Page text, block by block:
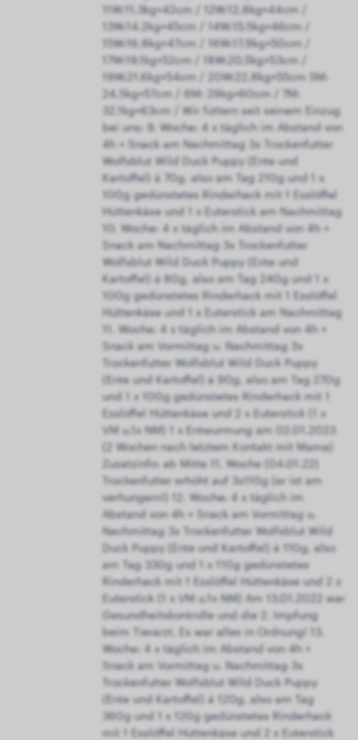
11W:11,3kg+42cm / 12W:12,8kg+44cm /
13W:14,2kg+45cm / 14W:15,5kg+46cm /
15W:16,8kg+47cm / 16W:17,9kg+50cm /
17W:19,1kg+52cm / 18W:20,5kg+53cm /
19W:21,6kg+54cm / 20W:22,8kg+55cm 5M:
24,5kg+57cm / 6M: 29kg+60cm / 7M:
32,1kg+63cm / Wir füttern seit seinem Einzug
bei uns: 9. Woche: 4 x täglich im Abstand von
4h + Snack am Nachmittag 3x Trockenfutter
Wolfsblut Wild Duck Puppy (Ente und
Kartoffel) á 70g, also am Tag 210g und 1 x
100g gedünstetes Rinderhack mit 1 Esslöffel
Hüttenkäse und 1 x Euterstick am Nachmittag
10. Woche: 4 x täglich im Abstand von 4h +
Snack am Nachmittag 3x Trockenfutter
Wolfsblut Wild Duck Puppy (Ente und
Kartoffel) á 80g, also am Tag 240g und 1 x
100g gedünstetes Rinderhack mit 1 Esslöffel
Hüttenkäse und 1 x Euterstick am Nachmittag
11. Woche: 4 x täglich im Abstand von 4h +
Snack am Vormittag u. Nachmittag 3x
Trockenfutter Wolfsblut Wild Duck Puppy
(Ente und Kartoffel) á 90g, also am Tag 270g
und 1 x 100g gedünstetes Rinderhack mit 1
Esslöffel Hüttenkäse und 2 x Euterstick (1 x
VM u.1x NM) 1 x Entwurmung am 02.01.2023
(2 Wochen nach letztem Kontakt mit Mama)
Zusatzinfo: ab Mitte 11. Woche (04.01.22)
Trockenfutter erhöht auf 3x110g (er ist am
verhungern!) 12. Woche: 4 x täglich im
Abstand von 4h + Snack am Vormittag u.
Nachmittag 3x Trockenfutter Wolfsblut Wild
Duck Puppy (Ente und Kartoffel) á 110g, also
am Tag 330g und 1 x 110g gedünstetes
Rinderhack mit 1 Esslöffel Hüttenkäse und 2 x
Euterstick (1 x VM u.1x NM) Am 13.01.2022 war
Gesundheitskontrolle und die 2. Impfung
beim Tierarzt, Es war alles in Ordnung! 13.
Woche: 4 x täglich im Abstand von 4h +
Snack am Vormittag u. Nachmittag 3x
Trockenfutter Wolfsblut Wild Duck Puppy
(Ente und Kartoffel) á 120g, also am Tag
360g und 1 x 120g gedünstetes Rinderhack
mit 1 Esslöffel Hüttenkäse und 2 x Euterstick